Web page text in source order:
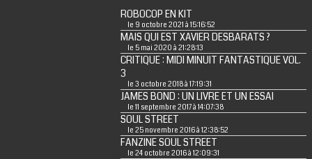
ROBOCOP EN KIT
le 9 octobre 2021 à 15:16:52
MAIS QUI EST XAVIER DESBARATS ?
le 5 mai 2020 à 21:28:13
CRITIQUE : MIDI MINUIT FANTASTIQUE VOL.
3
le 3 octobre 2018 à 17:19:31
JAMES BOND : UN LIVRE ET UN ESSAI
le 11 septembre 2017 à 14:07:38
SOUL STREET
le 25 novembre 2016 à 12:38:52
FANZINE SOUL STREET
le 24 octobre 2016 à 12:09:31